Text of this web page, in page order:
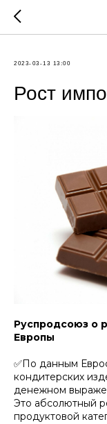
2023-03-13 13:00
Рост
Руспродсоюз о
Европы
✅По данным
кондитерских
денежном
Это абсолютный
продуктовой